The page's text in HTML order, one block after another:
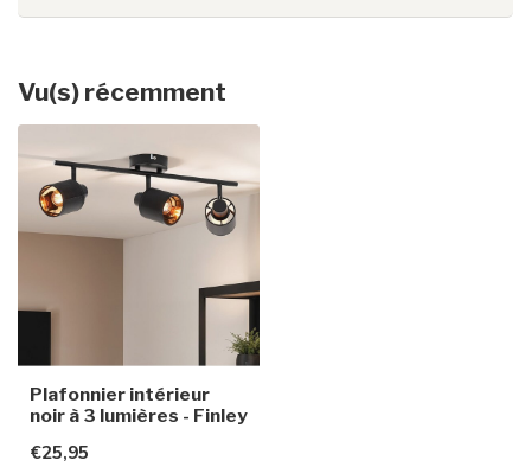
Vu(s) récemment
Plafonnier intérieur
noir à 3 lumières - Finley
€25,95